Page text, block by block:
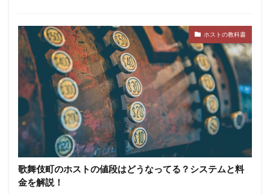
ホストの教科書
歌舞伎町のホストの値段はどうなってる？システムと料
金を解説！